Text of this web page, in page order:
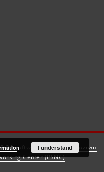
software created by
Poznan
Center (PSNC)
I understand